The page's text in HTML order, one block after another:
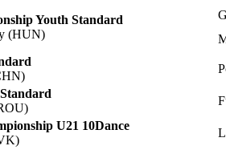
Youth Standard
(HUN)
U21 10Dance